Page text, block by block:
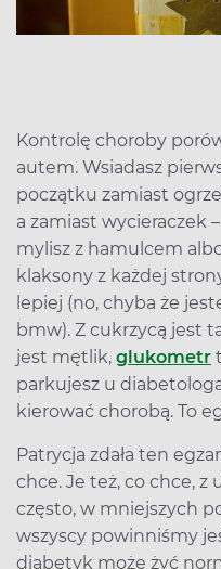
Kontrolę choroby
autem. Wsiadasz
początku zamiast
a zamiast wycieraczek
mylisz z hamulcem
klaksony z każdej
lepiej (no, chyba że
bmw). Z cukrzycą jest
jest mętlik, glukometr
parkujesz u
kierować chorobą. To
Patrycja zdała ten
chce. Je też, co chce,
często, w mniejszych
wszyscy powinniśmy
diabetyk może żyć